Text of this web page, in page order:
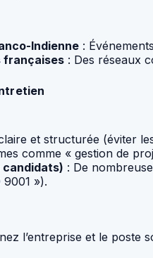
Indienne :
françaises : Des réseaux
et structurée (éviter
comme « gestion de
candidats) : De
»).
l’entreprise et le poste